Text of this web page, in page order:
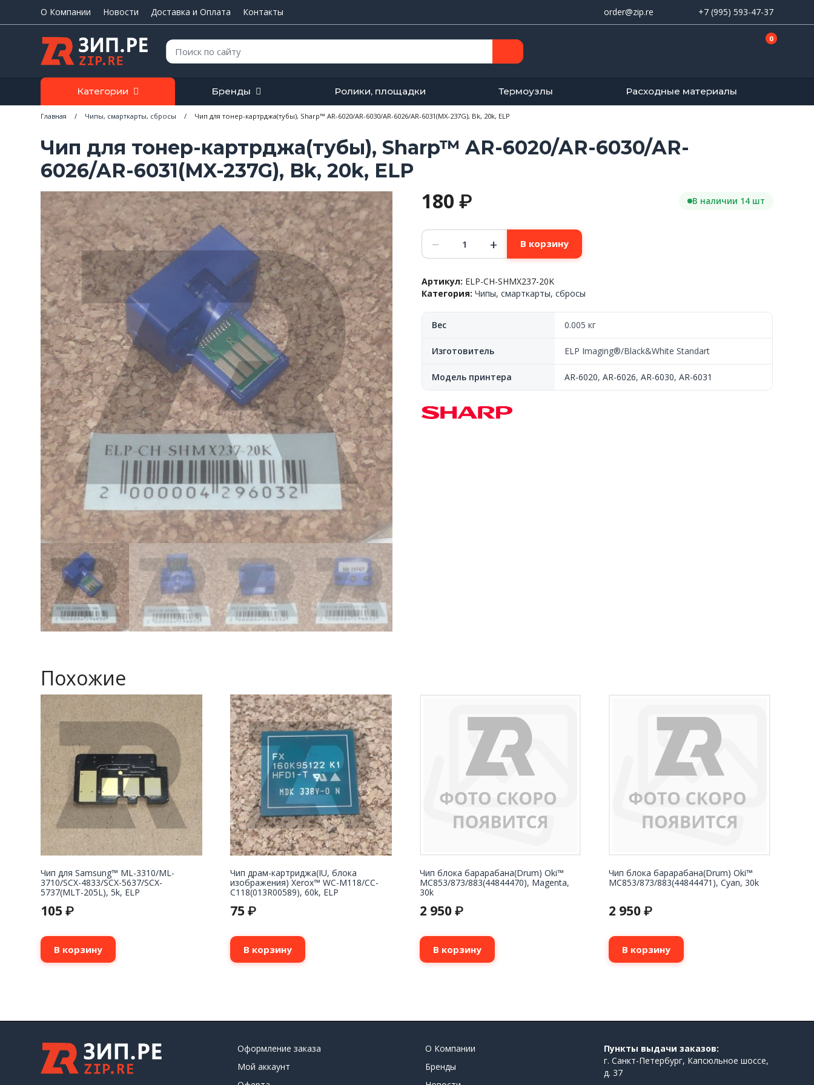
О Компании Новости Доставка и Оплата Контакты order@zip.re +7 (995) 593-47-37
Поиск: 0
Категории Бренды Ролики, площадки Термоузлы Расходные материалы
Главная / Чипы, смарткарты, сбросы / Чип для тонер-картрджа(тубы), Sharp™ AR-6020/AR-6030/AR-6026/AR-6031(MX-237G), Bk, 20k, ELP
Чип для тонер-картрджа(тубы), Sharp™ AR-6020/AR-6030/AR-
6026/AR-6031(MX-237G), Bk, 20k, ELP
180₽ В наличии 14 шт
Количество
товара
Чип
тонер-
картрджа(тубы),
AR-
6020/AR-
6026/AR-
237G),
Bk,
20k,
ELP
− + В корзину
Артикул: ELP-CH-SHMX237-20K
Категория:Чипы, смарткарты, сбросы
Вес 0.005 кг
Изготовитель ELP Imaging®/Black&White Standart
Модель принтера AR-6020,AR-6026,AR-6030,AR-6031
Похожие
Чип для Samsung™ ML-3310/ML-
3710/SCX-4833/SCX-5637/SCX-
5737(MLT-205L), 5k, ELP
105 ₽
В корзину
Чип драм-картриджа(IU, блока
изображения) Xerox™ WC-M118/СС-
С118(013R00589), 60k, ELP
75 ₽
В корзину
Чип блока барарабана(Drum) Oki™
MC853/873/883(44844470), Magenta,
30k
2 950 ₽
В корзину
Чип блока барарабана(Drum) Oki™
MC853/873/883(44844471), Cyan, 30k
2 950₽
В корзину
Оформление заказа
Мой аккаунт
О Компании
Бренды
Пункты выдачи заказов:
г. Санкт-Петербург, Капсюльное шоссе,
д. 37